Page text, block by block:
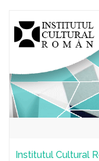
Institutul Cultural